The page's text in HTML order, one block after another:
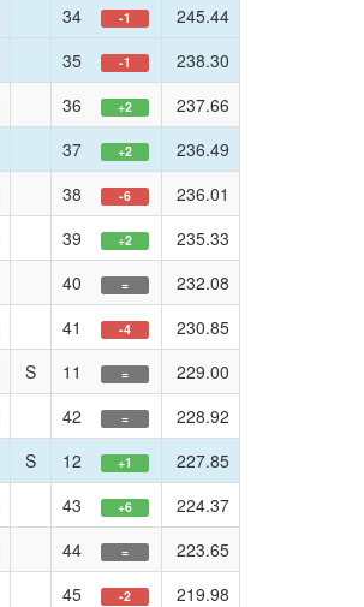
34 -1
245.44
35 -1
238.30
36 +2
237.66
37 +2
236.49
38 -6
236.01
39 +2
235.33
40 =
232.08
41 -4
230.85
S 11 =
229.00
42 =
228.92
S 12 +1
227.85
43 +6
224.37
44 =
223.65
45 -2
219.98